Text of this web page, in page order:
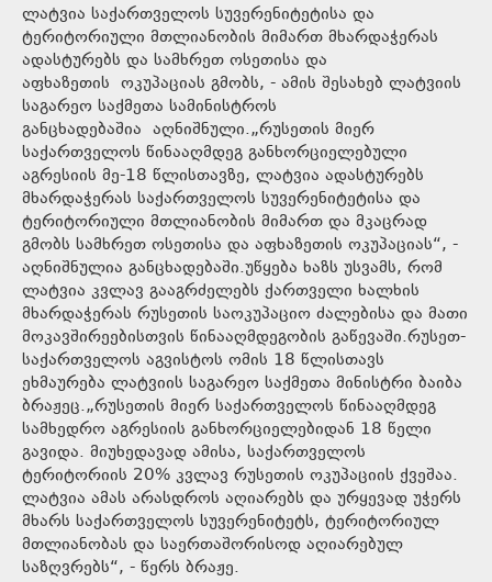
ლატვია საქართველოს სუვერენიტეტისა და
ტერიტორიული მთლიანობის მიმართ მხარდაჭერას
ადასტურებს და სამხრეთ ოსეთისა და
აფხაზეთის ოკუპაციას გმობს, - ამის შესახებ ლატვიის
საგარეო საქმეთა სამინისტროს
განცხადებაშია აღნიშნული.„რუსეთის მიერ
საქართველოს წინააღმდეგ განხორციელებული
აგრესიის მე-18 წლისთავზე, ლატვია ადასტურებს
მხარდაჭერას საქართველოს სუვერენიტეტისა და
ტერიტორიული მთლიანობის მიმართ და მკაცრად
გმობს სამხრეთ ოსეთისა და აფხაზეთის ოკუპაციას“, -
აღნიშნულია განცხადებაში.უწყება ხაზს უსვამს, რომ
ლატვია კვლავ გააგრძელებს ქართველი ხალხის
მხარდაჭერას რუსეთის საოკუპაციო ძალებისა და მათი
მოკავშირეებისთვის წინააღმდეგობის გაწევაში.რუსეთ-
საქართველოს აგვისტოს ომის 18 წლისთავს
ეხმაურება ლატვიის საგარეო საქმეთა მინისტრი ბაიბა
ბრაჟეც.„რუსეთის მიერ საქართველოს წინააღმდეგ
სამხედრო აგრესიის განხორციელებიდან 18 წელი
გავიდა. მიუხედავად ამისა, საქართველოს
ტერიტორიის 20% კვლავ რუსეთის ოკუპაციის ქვეშაა.
ლატვია ამას არასდროს აღიარებს და ურყევად უჭერს
მხარს საქართველოს სუვერენიტეტს, ტერიტორიულ
მთლიანობას და საერთაშორისოდ აღიარებულ
საზღვრებს“, - წერს ბრაჟე.